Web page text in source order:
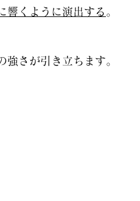
響くように演出する 。
さが引き立ちます。